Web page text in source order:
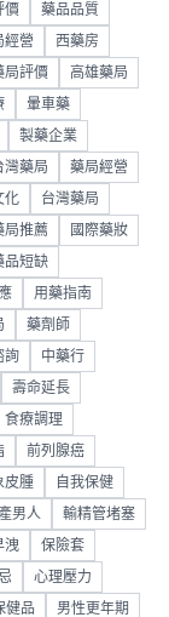
價 藥品品質
經營 西藥房
局評價 高雄藥局
暈車藥
製藥企業
灣藥局 藥局經營
化 台灣藥局
局推薦 國際藥妝
品短缺
用藥指南
藥劑師
詢 中藥行
壽命延長
食療調理
前列腺癌
皮腫 自我保健
男人 輸精管堵塞
洩 保險套
心理壓力
健品 男性更年期